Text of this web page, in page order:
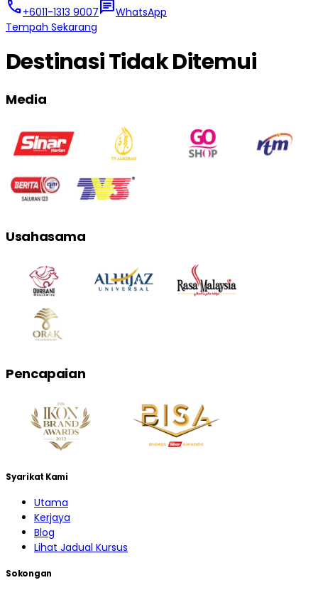
call+6011-1313 9007chatWhatsApp
Tempah Sekarang
Destinasi Tidak Ditemui
Media
Usahasama
Pencapaian
Syarikat Kami
Utama
Kerjaya
Blog
Lihat Jadual Kursus
Sokongan